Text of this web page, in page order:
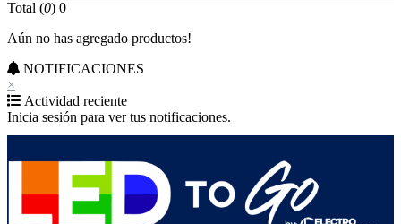
Total (0) 0
Aún no has agregado productos!
NOTIFICACIONES
×
Actividad reciente
Inicia sesión para ver tus notificaciones.